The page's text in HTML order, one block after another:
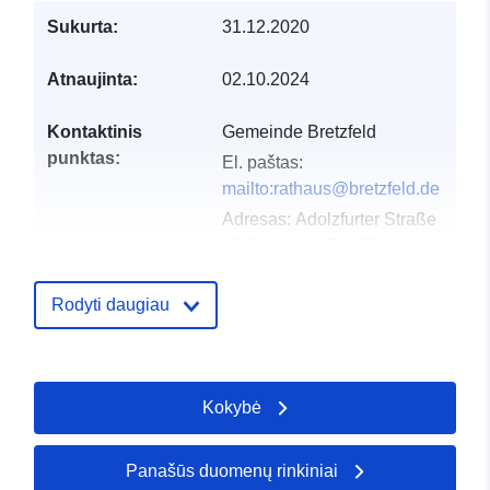
Sukurta: 31.12.2020
Atnaujinta: 02.10.2024
Kontaktinis
punktas:
Gemeinde Bretzfeld
El. paštas:
mailto:rathaus@bretzfeld.de
Adresas: Adolzfurter Straße
2026
Atnaujinta informacija apie
22 July 2026
Rodyti daugiau
Kokybė
Panašūs duomenų rinkiniai